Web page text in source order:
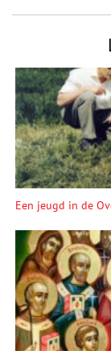
Een jeugd in de